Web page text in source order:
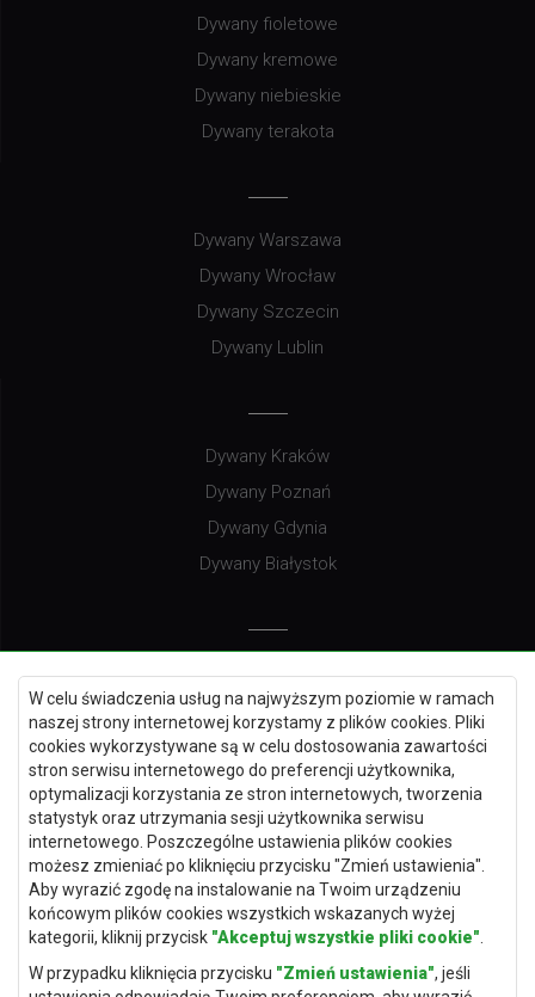
W celu świadczenia usług na najwyższym poziomie w ramach
naszej strony internetowej korzystamy z plików cookies. Pliki
cookies wykorzystywane są w celu dostosowania zawartości
stron serwisu internetowego do preferencji użytkownika,
optymalizacji korzystania ze stron internetowych, tworzenia
statystyk oraz utrzymania sesji użytkownika serwisu
internetowego. Poszczególne ustawienia plików cookies
możesz zmieniać po kliknięciu przycisku "Zmień ustawienia".
Aby wyrazić zgodę na instalowanie na Twoim urządzeniu
końcowym plików cookies wszystkich wskazanych wyżej
kategorii, kliknij przycisk "Akceptuj wszystkie pliki cookie"
W przypadku kliknięcia przycisku "Zmień ustawienia", jeśli
Dywany fioletowe
Dywany kremowe
Dywany niebieskie
Dywany terakota
Dywany Warszawa
Dywany Wrocław
Dywany Szczecin
Dywany Lublin
Dywany Kraków
Dywany Poznań
Dywany Gdynia
Dywany Białystok
Dywany Kielce
Dywany Gdańsk
Dywany Toruń
Dywany Bydgoszcz
Dywany Łódź
Dywany Katowice